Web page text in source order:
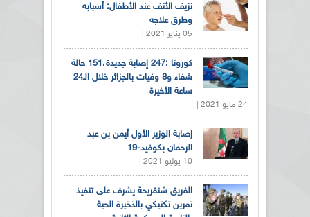
نزيف الأنف عند الأطفال: أسبابه
وطرق علاجه
05 يناير 2021 |
كورونا :247 إصابة جديدة،151 حالة
شفاء و8 وفيات بالجزائر خلال الـ24
ساعة الأخيرة
24 مايو 2021 |
إصابة الوزير الأول أيمن بن عبد
الرحمان بكوفيد-19
10 يوليو 2021 |
الفريق شنقريحة يشرف على تنفيذ
تمرين تكتيكي بالذخيرة الحية